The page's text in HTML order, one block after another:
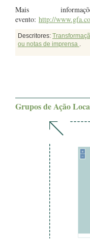
Mais
evento: http://
Descritores:
ou notas de imprensa
Grupos de Ação